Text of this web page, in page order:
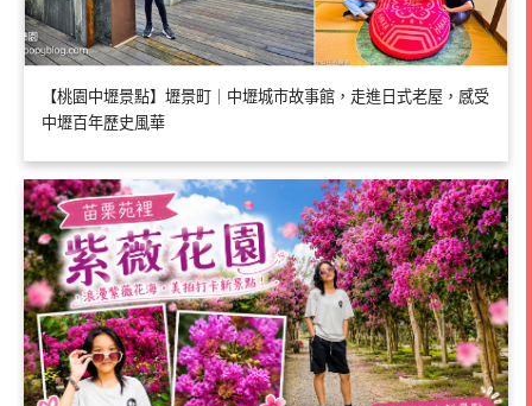
【桃園中壢景點】壢景町｜中壢城市故事館，走進日式老屋，感受
中壢百年歷史風華